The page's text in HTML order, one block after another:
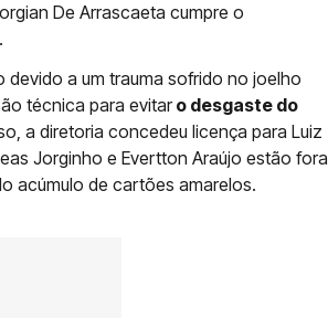
De Arrascaeta cumpre o
devido a um trauma sofrido no joelho
técnica para evitaro desgaste do
a diretoria concedeu licença para Luiz
Jorginho e Evertton Araújo estão fora
acúmulo de cartões amarelos.